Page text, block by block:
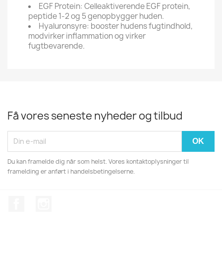
EGF Protein: Celleaktiverende EGF protein,
peptide 1-2 og 5 genopbygger huden.
Hyaluronsyre: booster hudens fugtindhold,
modvirker inflammation og virker
fugtbevarende.
Få vores seneste nyheder og tilbud
Du kan framelde dig når som helst. Vores kontaktoplysninger til
framelding er anført i handelsbetingelserne.